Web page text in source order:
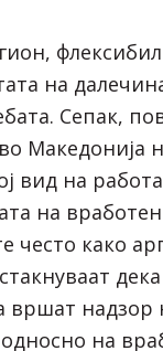
на
Сепак,
Македонија
вид на
на
често како
вршат надзор
на